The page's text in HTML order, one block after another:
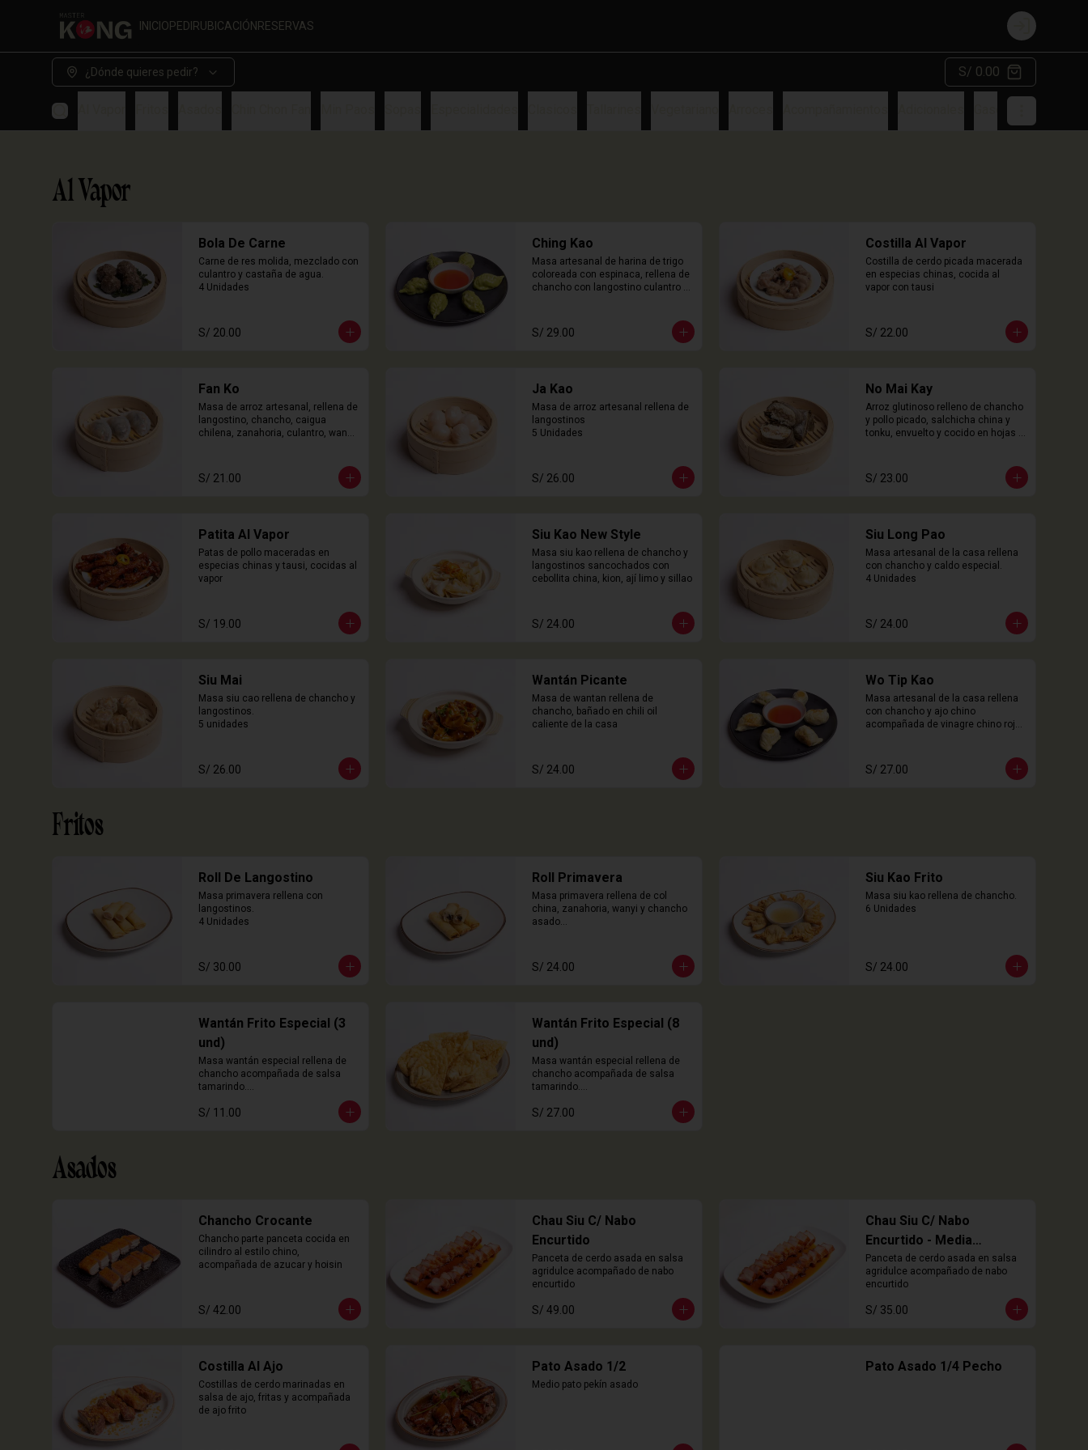
INICIOPEDIRUBICACIÓN RESERVAS
Login
¿Dónde quieres pedir? S/ 0.00
Al Vapor
Bola De Carne
Carne de res molida, mezclado con
culantro y castaña de agua.
4 Unidades
S/ 20.00
Ching Kao
Masa artesanal de harina de trigo
coloreada con espinaca, rellena de
chancho con langostino culantro y
S/ 29.00
Costilla Al Vapor
Costilla de cerdo picada macerada
en especias chinas, cocida al
vapor con tausi
S/ 22.00
Fan Ko
Masa de arroz artesanal, rellena de
langostino, chancho, caigua
chilena, zanahoria, culantro, wanyi.
S/ 21.00
Ja Kao
Masa de arroz artesanal rellena de
langostinos
5 Unidades
S/ 26.00
No Mai Kay
Arroz glutinoso relleno de chancho
y pollo picado, salchicha china y
tonku, envuelto y cocido en hojas
S/ 23.00
Patita Al Vapor
Patas de pollo maceradas en
especias chinas y tausi, cocidas al
vapor
S/ 19.00
Siu Kao New Style
Masa siu kao rellena de chancho y
langostinos sancochados con
cebollita china, kion, ají limo y sillao
S/ 24.00
Siu Long Pao
Masa artesanal de la casa rellena
con chancho y caldo especial.
4 Unidades
S/ 24.00
Siu Mai
Masa siu cao rellena de chancho y
langostinos.
5 unidades
S/ 26.00
Wantán Picante
Masa de wantan rellena de
chancho, bañado en chili oil
caliente de la casa
S/ 24.00
Wo Tip Kao
Masa artesanal de la casa rellena
con chancho y ajo chino
acompañada de vinagre chino rojo.
S/ 27.00
Fritos
Roll De Langostino
Masa primavera rellena con
langostinos.
4 Unidades
S/ 30.00
Roll Primavera
Masa primavera rellena de col
china, zanahoria, wanyi y chancho
asado
S/ 24.00
Siu Kao Frito
Masa siu kao rellena de chancho.
6 Unidades
S/ 24.00
Wantán Frito Especial (3
und)
Masa wantán especial rellena de
chancho acompañada de salsa
tamarindo.
S/ 11.00
Wantán Frito Especial (8
und)
Masa wantán especial rellena de
chancho acompañada de salsa
tamarindo.
S/ 27.00
Asados
Chancho Crocante
Chancho parte panceta cocida en
cilindro al estilo chino,
acompañada de azucar y hoisin
S/ 42.00
Chau Siu C/ Nabo
Encurtido
Panceta de cerdo asada en salsa
agridulce acompañado de nabo
encurtido
S/ 49.00
Chau Siu C/ Nabo
Encurtido - Media
Porción
Panceta de cerdo asada en salsa
agridulce acompañado de nabo
encurtido
S/ 35.00
Costilla Al Ajo
Costillas de cerdo marinadas en
salsa de ajo, fritas y acompañada
de ajo frito
Pato Asado 1/2
Medio pato pekín asado
Pato Asado 1/4 Pecho